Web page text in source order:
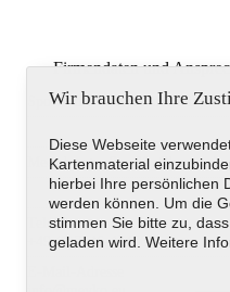
Firmendaten und
Sport- und Golfplatztechnik,
Meersburger Str. 31,
Telefon
+49 (0)7546-424660
Wir brauchen Ihre
Diese Webseite
Kartenmaterial
hierbei Ihre persönlichen
werden können. Um die
stimmen Sie bitte zu,
geladen wird. Weitere